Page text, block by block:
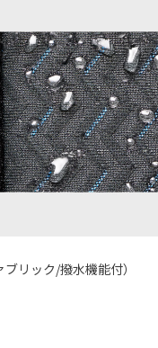
リック/撥水機能付）